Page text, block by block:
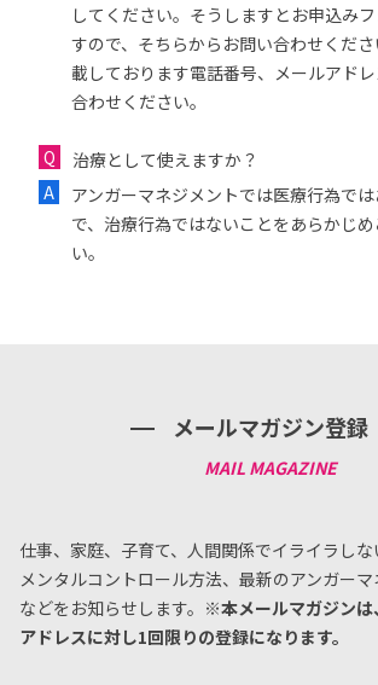
してください。そうしますとお申込み
すので、そちらからお問い合わせくだ
載しております電話番号、メールアド
合わせください。
治療として使えますか？
アンガーマネジメントでは医療行為で
で、治療行為ではないことをあらかじ
い。
メールマガジン登録
仕事、家庭、子育て、人間関係でイライラしな
メンタルコントロール方法、 最新のアンガー
などをお知らせします。 ※本メールマガジンは
アドレスに対し1回限りの登録になります。